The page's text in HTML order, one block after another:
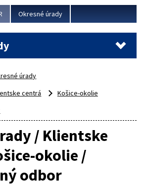
Okresné úrady
úrady
centrá
Košice-okolie
/ Klientske
okolie /
odbor